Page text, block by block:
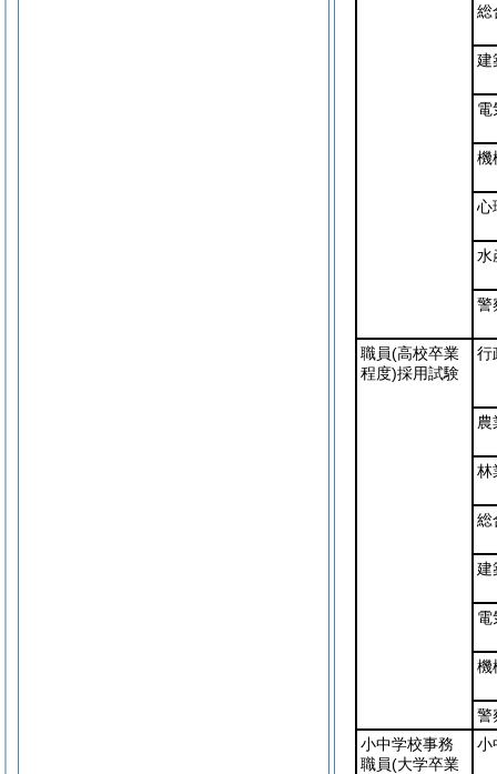
総
建
電
機
心
水
警
職員(高校卒業
程度)採用試験
行
農
林
総
建
電
機
警
小中学校事務
職員(大学卒業
小